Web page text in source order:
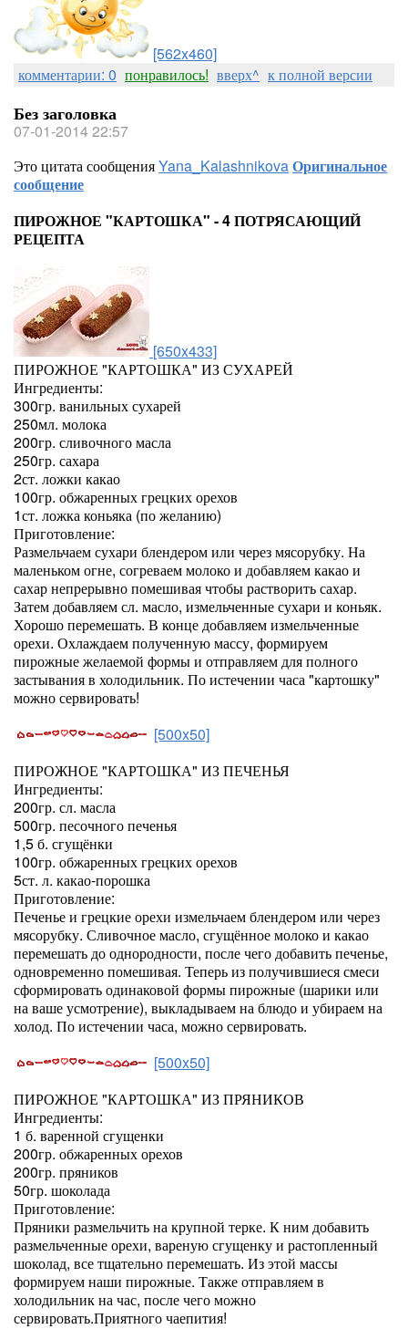
[562x460]
комментарии: 0 понравилось! вверх^ к полной версии
Без заголовка
07-01-2014 22:57
Это цитата сообщенияYana_KalashnikovaОригинальное
сообщение
ПИРОЖНОЕ "КАРТОШКА" - 4 ПОТРЯСАЮЩИЙ
РЕЦЕПТА
[650x433]
ПИРОЖНОЕ "КАРТОШКА" ИЗ СУХАРЕЙ
Ингредиенты:
300гр. ванильных сухарей
250мл. молока
200гр. сливочного масла
250гр. сахара
2ст. ложки какао
100гр. обжаренных грецких орехов
1ст. ложка коньяка (по желанию)
Приготовление:
Размельчаем сухари блендером или через мясорубку. На
маленьком огне, согреваем молоко и добавляем какао и
сахар непрерывно помешивая чтобы растворить сахар.
Затем добавляем сл. масло, измельченные сухари и коньяк.
Хорошо перемешать. В конце добавляем измельченные
орехи. Охлаждаем полученную массу, формируем
пирожные желаемой формы и отправляем для полного
застывания в холодильник. По истечении часа "картошку"
можно сервировать!
[500x50]
ПИРОЖНОЕ "КАРТОШКА" ИЗ ПЕЧЕНЬЯ
Ингредиенты:
200гр. сл. масла
500гр. песочного печенья
1,5 б. сгущёнки
100гр. обжаренных грецких орехов
5ст. л. какао-порошка
Приготовление:
Печенье и грецкие орехи измельчаем блендером или через
мясорубку. Сливочное масло, сгущённое молоко и какао
перемешать до однородности, после чего добавить печенье,
одновременно помешивая. Теперь из получившиеся смеси
сформировать одинаковой формы пирожные (шарики или
на ваше усмотрение), выкладываем на блюдо и убираем на
холод. По истечении часа, можно сервировать.
[500x50]
ПИРОЖНОЕ "КАРТОШКА" ИЗ ПРЯНИКОВ
Ингредиенты:
1 б. варенной сгущенки
200гр. обжаренных орехов
200гр. пряников
50гр. шоколада
Приготовление:
Пряники размельчить на крупной терке. К ним добавить
размельченные орехи, вареную сгущенку и растопленный
шоколад, все тщательно перемешать. Из этой массы
формируем наши пирожные. Также отправляем в
холодильник на час, после чего можно
сервировать.Приятного чаепития!